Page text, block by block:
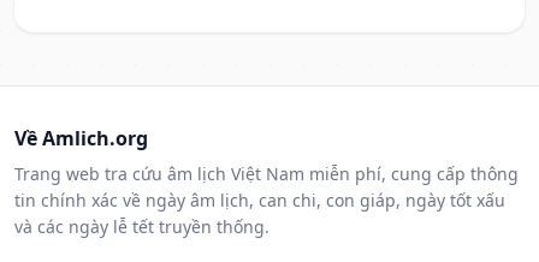
Về Amlich.org
Trang web tra cứu âm lịch Việt Nam miễn phí, cung cấp thông
tin chính xác về ngày âm lịch, can chi, con giáp, ngày tốt xấu
và các ngày lễ tết truyền thống.